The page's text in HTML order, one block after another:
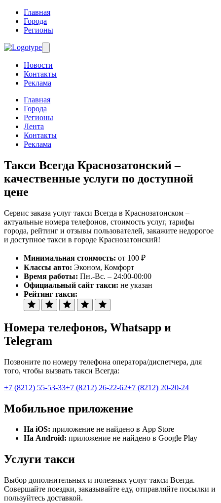
Главная
Города
Регионы
Новости
Контакты
Реклама
Главная
Города
Регионы
Лента
Контакты
Реклама
Такси Всегда Краснозатонский–
качественные услуги по доступной
цене
Сервис заказа услуг такси Всегда в Краснозатонском –
актуальные номера телефонов, стоимость услуг, тарифы
города, рейтинг и отзывы пользователей, закажите недорогое
и доступное такси в городе Краснозатонский!
Минимальная стоимость: от 100 ₽
Классы авто: Эконом, Комфорт
Время работы: Пн.-Вс. – 24:00-00:00
Официальный сайт такси: не указан
Рейтинг такси:
Номера телефонов, Whatsapp и
Telegram
Позвоните по номеру телефона оператора/диспетчера, для
того, чтобы вызвать такси Всегда:
+7 (8212) 55-53-33+7 (8212) 26-22-62+7 (8212) 20-20-24
Мобильное приложение
На iOS: приложение не найдено в App Store
На Android: приложение не найдено в Google Play
Услуги такси
Выбор дополнительных и полезных услуг такси Всегда.
Совершайте поездки, заказывайте еду, отправляйте посылки и
пользуйтесь доставкой.